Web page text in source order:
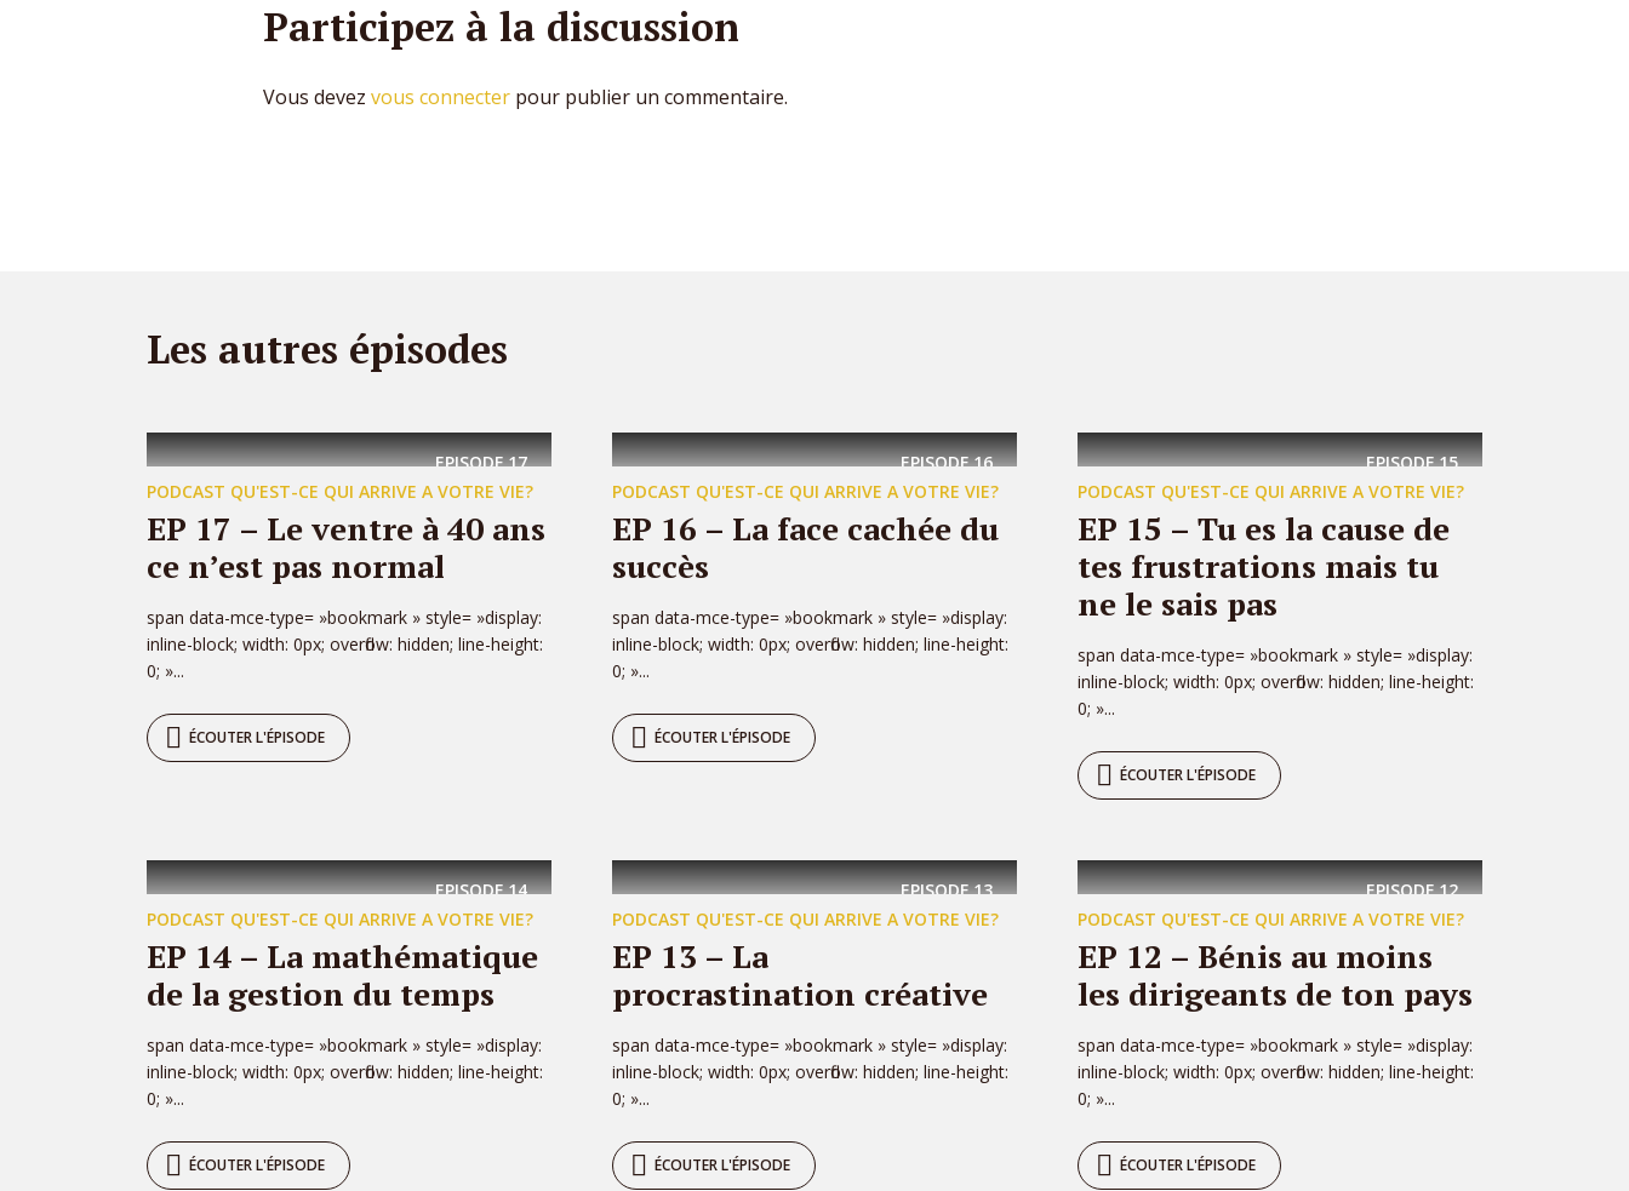
Participez à la discussion
Vous devez vous connecter pour publier un commentaire.
Les autres épisodes
EPISODE17
PODCAST QU'EST-CE QUI ARRIVE A VOTRE VIE?
EP 17 – Le ventre à 40 ans
ce n’est pas normal
span data-mce-type= »bookmark » style= »display:
inline-block; width: 0px; overflow: hidden; line-height:
0; »...
ÉCOUTER L'ÉPISODE
EPISODE16
PODCAST QU'EST-CE QUI ARRIVE A VOTRE VIE?
EP 16 – La face cachée du
succès
span data-mce-type= »bookmark » style= »display:
inline-block; width: 0px; overflow: hidden; line-height:
0; »...
ÉCOUTER L'ÉPISODE
EPISODE15
PODCAST QU'EST-CE QUI ARRIVE A VOTRE VIE?
EP 15 – Tu es la cause de
tes frustrations mais tu
ne le sais pas
span data-mce-type= »bookmark » style= »display:
inline-block; width: 0px; overflow: hidden; line-height:
0; »...
ÉCOUTER L'ÉPISODE
EPISODE14
PODCAST QU'EST-CE QUI ARRIVE A VOTRE VIE?
EP 14 – La mathématique
de la gestion du temps
span data-mce-type= »bookmark » style= »display:
inline-block; width: 0px; overflow: hidden; line-height:
0; »...
ÉCOUTER L'ÉPISODE
EPISODE13
PODCAST QU'EST-CE QUI ARRIVE A VOTRE VIE?
EP 13 – La
procrastination créative
span data-mce-type= »bookmark » style= »display:
inline-block; width: 0px; overflow: hidden; line-height:
0; »...
ÉCOUTER L'ÉPISODE
EPISODE12
PODCAST QU'EST-CE QUI ARRIVE A VOTRE VIE?
EP 12 – Bénis au moins
les dirigeants de ton pays
span data-mce-type= »bookmark » style= »display:
inline-block; width: 0px; overflow: hidden; line-height:
0; »...
ÉCOUTER L'ÉPISODE